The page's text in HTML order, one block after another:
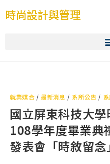
時尚設計與管理
就業媒合 /最新消息 / 系所公告 /
國立屏東科技大
108學年度畢業典
發表會「時敘留念